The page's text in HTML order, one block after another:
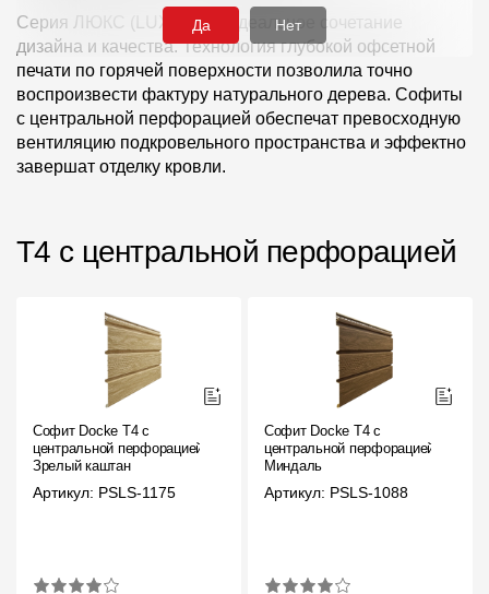
Продукция
Фасадные материалы
Сайдинг
Комплектующие для фасадов
Пленки и мембраны
Мягкая кровля
Однослойная черепица
Серия ЛЮКС (LUX)— это идеальное сочетание
дизайна и качества. Технология глубокой офсетной
печати по горячей поверхности позволила точно
воспроизвести фактуру натурального дерева. Софиты
с центральной перфорацией обеспечат превосходную
вентиляцию подкровельного пространства и эффектно
завершат отделку кровли.
T4 с центральной перфорацией
Софит Docke T4 с
центральной перфорацией
Зрелый каштан
Артикул: PSLS-1175
Софит Docke T4 с
центральной перфорацией
Миндаль
Артикул: PSLS-1088
Да Нет